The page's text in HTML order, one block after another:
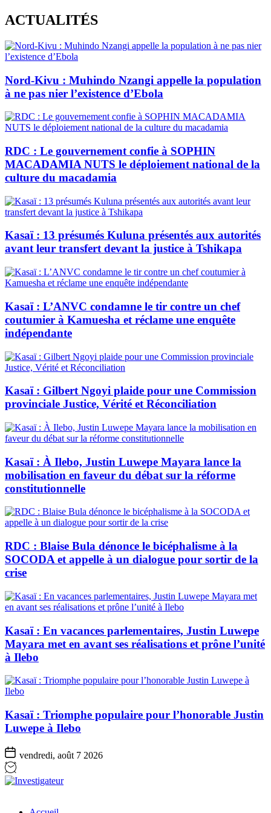
Skip
to
content
ACTUALITÉS
Nord-Kivu : Muhindo Nzangi appelle la population
à ne pas nier l’existence d’Ebola
RDC : Le gouvernement confie à SOPHIN
MACADAMIA NUTS le déploiement national de la
culture du macadamia
Kasaï : 13 présumés Kuluna présentés aux autorités
avant leur transfert devant la justice à Tshikapa
Kasaï : L’ANVC condamne le tir contre un chef
coutumier à Kamuesha et réclame une enquête
indépendante
Kasaï : Gilbert Ngoyi plaide pour une Commission
provinciale Justice, Vérité et Réconciliation
Kasaï : À Ilebo, Justin Luwepe Mayara lance la
mobilisation en faveur du débat sur la réforme
constitutionnelle
RDC : Blaise Bula dénonce le bicéphalisme à la
SOCODA et appelle à un dialogue pour sortir de la
crise
Kasaï : En vacances parlementaires, Justin Luwepe
Mayara met en avant ses réalisations et prône l’unité
à Ilebo
Kasaï : Triomphe populaire pour l’honorable Justin
Luwepe à Ilebo
vendredi, août 7 2026